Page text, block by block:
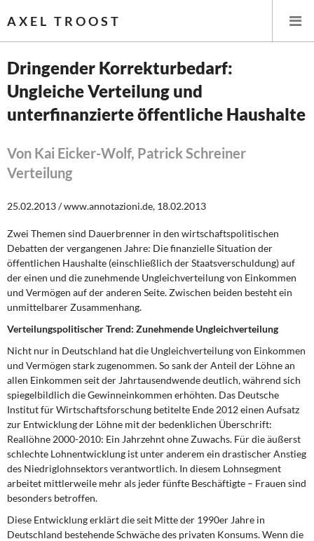
AXEL TROOST
Startseite
Leitlinien linker Wirtschafts- und Finanzpolitik
Öffentliche Infrastruktur und Daseinsvorsorge
Eurokrise und Griechenland
DIE LINKE
Weitere Themen
Memo-Gruppe
Institut Solidarische Moderne
Rosa-Luxemburg-Stiftung
Über mich
Kontakt
Dringender Korrekturbedarf:
Ungleiche Verteilung und
unterfinanzierte öffentliche Haushalte
Von Kai Eicker-Wolf, Patrick Schreiner
Verteilung
25.02.2013 / www.annotazioni.de, 18.02.2013
Zwei Themen sind Dauerbrenner in den wirtschaftspolitischen
Debatten der vergangenen Jahre: Die finanzielle Situation der
öffentlichen Haushalte (einschließlich der Staatsverschuldung) auf
der einen und die zunehmende Ungleichverteilung von Einkommen
und Vermögen auf der anderen Seite. Zwischen beiden besteht ein
unmittelbarer Zusammenhang.
Verteilungspolitischer Trend: Zunehmende Ungleichverteilung
Nicht nur in Deutschland hat die Ungleichverteilung von Einkommen
und Vermögen stark zugenommen. So sank der Anteil der Löhne an
allen Einkommen seit der Jahrtausendwende deutlich, während sich
spiegelbildlich die Gewinneinkommen erhöhten. Das Deutsche
Institut für Wirtschaftsforschung betitelte Ende 2012 einen Aufsatz
zur Entwicklung der Löhne mit der bedenklichen Überschrift:
Reallöhne 2000-2010: Ein Jahrzehnt ohne Zuwachs. Für die äußerst
schlechte Lohnentwicklung ist unter anderem ein drastischer Anstieg
des Niedriglohnsektors verantwortlich. In diesem Lohnsegment
arbeitet mittlerweile mehr als jeder fünfte Beschäftigte – Frauen sind
besonders betroffen.
Diese Entwicklung erklärt die seit Mitte der 1990er Jahre in
Deutschland bestehende Schwäche des privaten Konsums. Wenn die